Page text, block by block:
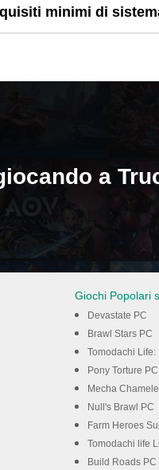
minimi di
a
Giochi Popolari
Devastate PC
Brawl Stars PC
Tomodachi Life:
Pony Torture PC
Mecha
Null's Brawl PC
Farm Heroes
Tomodachi life
Build Roads PC